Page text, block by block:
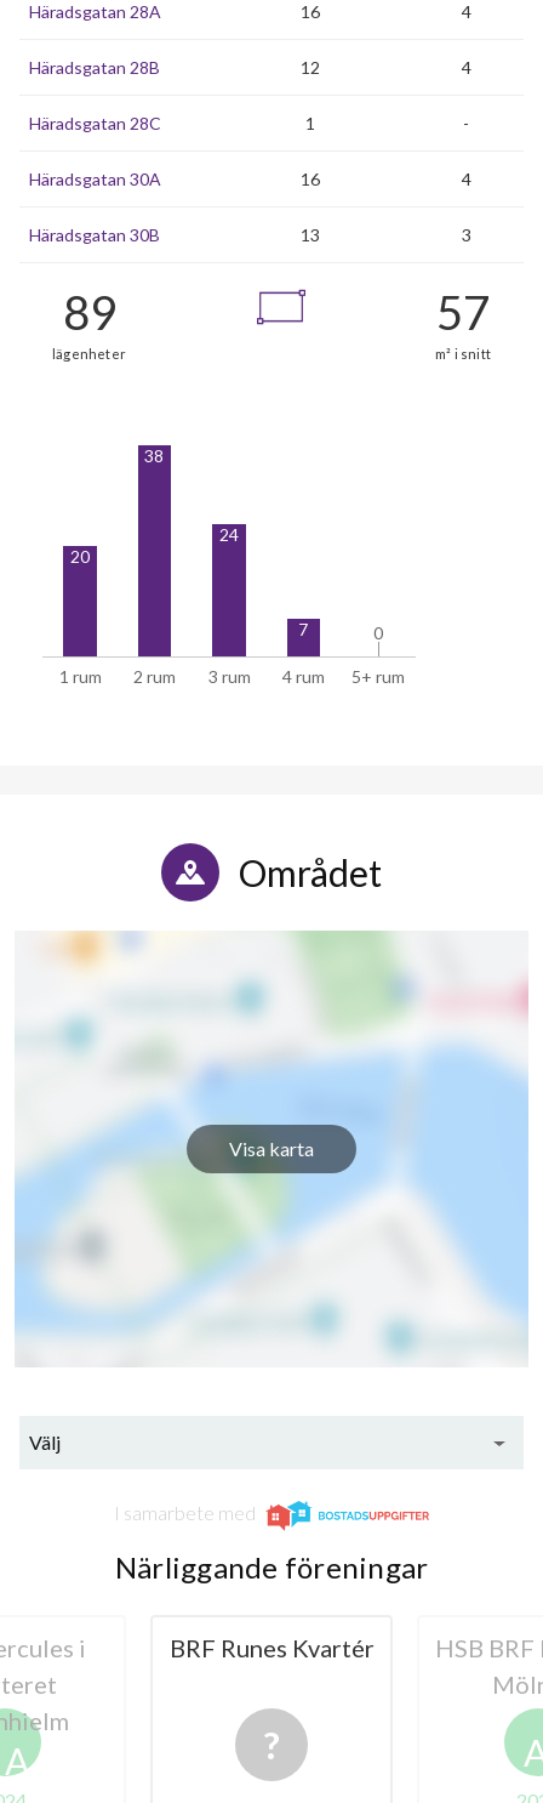
Häradsgatan 28A 16 4
Häradsgatan 28B 12 4
Häradsgatan 28C 1 -
Häradsgatan 30A 16 4
Häradsgatan 30B 13 3
1 rum 2 rum 3 rum 4 rum 5+ rum
20
38
24
7 0
0
Området
Visa karta
Välj
I samarbete med
Närliggande föreningar
i
A
BRF Runes Kvartér
HSB